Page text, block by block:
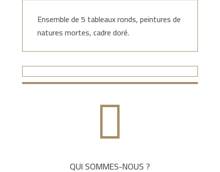
Ensemble de 5 tableaux ronds, peintures de
natures mortes, cadre doré.

QUI SOMMES-NOUS ?